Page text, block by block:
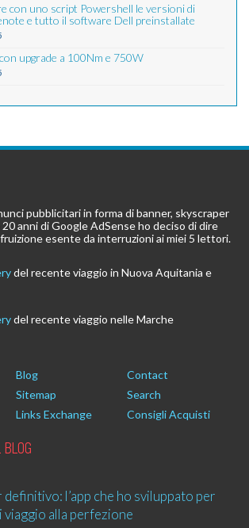
con uno script Powershell le versioni di
e tutto il software Dell preinstallate
upgrade a 100Nm e 750W
pubblicitari in forma di banner, skyscraper
anni di Google AdSense ho deciso di dire
esente da interruzioni ai miei 5 lettori.
del recente viaggio in Nuova Aquitania e
del recente viaggio nelle Marche
Blog
Contact
Sitemap
Search
Links Exchange Consigli Acquisti
definitivo: l’app che ho sviluppato per
alla perfezione